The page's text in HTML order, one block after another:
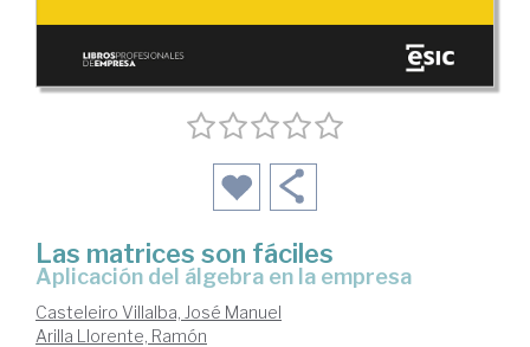
Las matrices son fáciles
aplicación del álgebra en la empresa
Casteleiro Villalba, José Manuel
Arilla Llorente, Ramón